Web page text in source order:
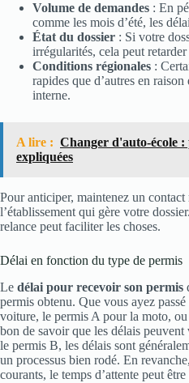
Volume de demandes : En
comme les mois d’été, les
État du dossier : Si votre
irrégularités, cela peut retarder
Conditions régionales :
rapides que d’autres en
interne.
A lire : Changer d'auto-école :
expliquées
Pour anticiper, maintenez un
l’établissement qui gère votre
relance peut faciliter les choses.
Délai en fonction du type de permis
Le délai pour recevoir son permis
permis obtenu. Que vous ayez
voiture, le permis A pour la moto, ou
bon de savoir que les délais
le permis B, les délais sont
un processus bien rodé. En
courants, le temps d’attente peut